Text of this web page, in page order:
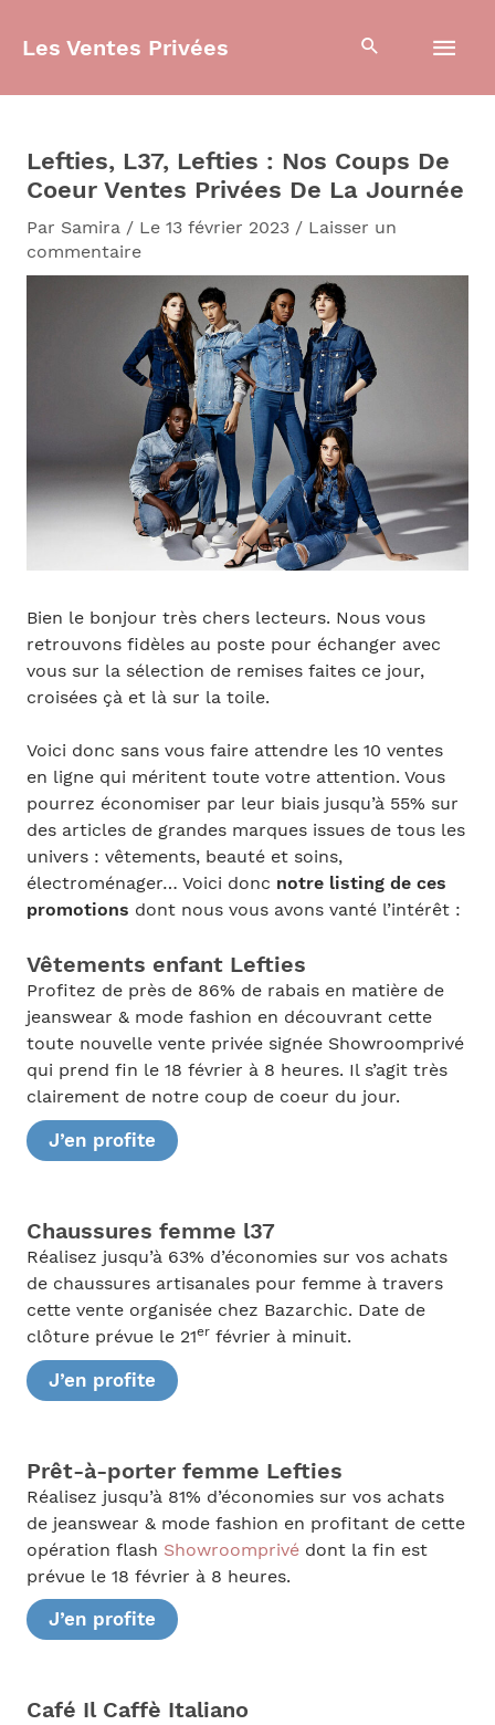
Les Ventes Privées
Lefties, L37, Lefties : Nos Coups De
Coeur Ventes Privées De La Journée
Par Samira / Le 13 février 2023 / Laisser un
commentaire
Bien le bonjour très chers lecteurs. Nous vous
retrouvons fidèles au poste pour échanger avec
vous sur la sélection de remises faites ce jour,
croisées çà et là sur la toile.
Voici donc sans vous faire attendre les 10 ventes
en ligne qui méritent toute votre attention. Vous
pourrez économiser par leur biais jusqu’à 55% sur
des articles de grandes marques issues de tous les
univers : vêtements, beauté et soins,
électroménager… Voici donc notre listing de ces
promotions dont nous vous avons vanté l’intérêt :
Vêtements enfant Lefties
Profitez de près de 86% de rabais en matière de
jeanswear & mode fashion en découvrant cette
toute nouvelle vente privée signée Showroomprivé
qui prend fin le 18 février à 8 heures. Il s’agit très
clairement de notre coup de coeur du jour.
J’en profite
Chaussures femme l37
Réalisez jusqu’à 63% d’économies sur vos achats
de chaussures artisanales pour femme à travers
cette vente organisée chez Bazarchic. Date de
clôture prévue le 21erfévrier à minuit.
J’en profite
Prêt-à-porter femme Lefties
Réalisez jusqu’à 81% d’économies sur vos achats
de jeanswear & mode fashion en profitant de cette
opération flash Showroomprivédont la fin est
prévue le 18 février à 8 heures.
J’en profite
Café Il Caffè Italiano